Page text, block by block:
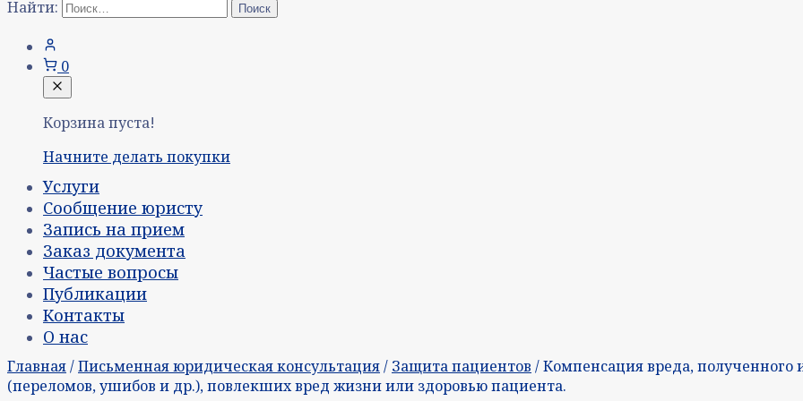
Найти:
0
Корзина пуста!
Начните делать покупки
Услуги
Сообщение юристу
Запись на прием
Заказ документа
Частые вопросы
Публикации
Контакты
О нас
Главная/Письменная юридическая консультация/ Защита пациентов / Компенсация вреда,
(переломов, ушибов и др.), повлекших вред жизни или здоровью пациента.